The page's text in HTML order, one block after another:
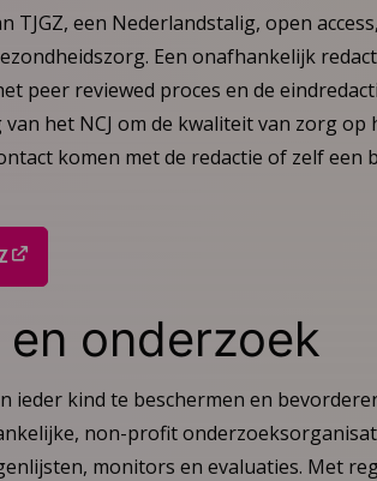
TJGZ, een Nederlandstalig, open
Een onafhankelijk
peer reviewed proces en de
het NCJ om de kwaliteit van zorg
komen met de redactie of zelf een
onderzoek
ieder kind te beschermen en
non-profit
monitors en evaluaties. Met